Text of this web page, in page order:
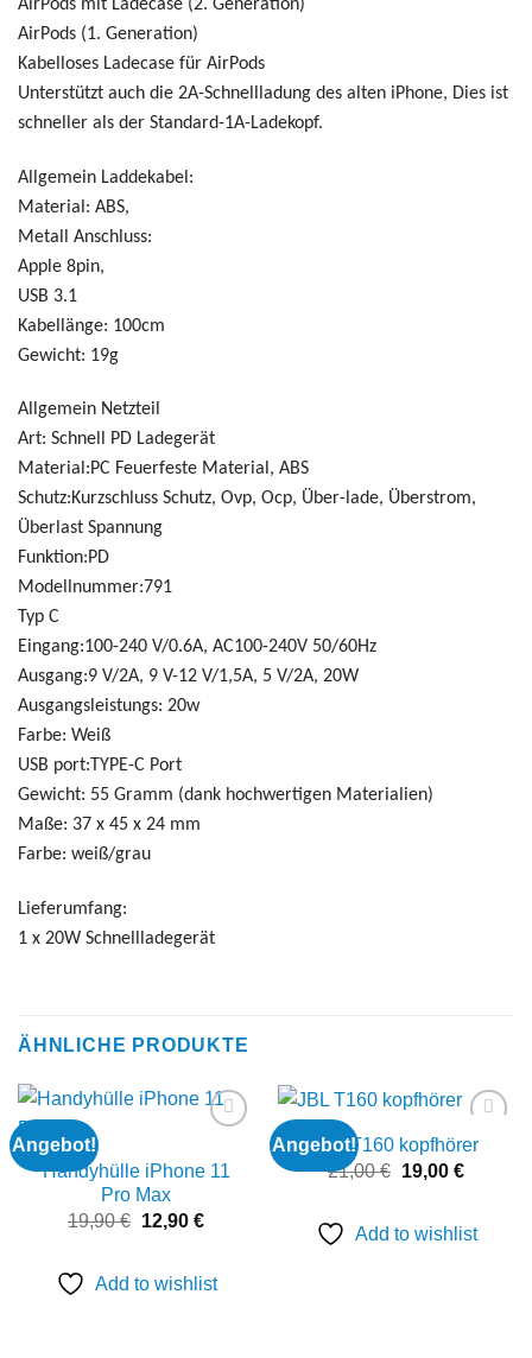
AirPods mit Ladecase (2. Generation)
AirPods (1. Generation)
Kabelloses Ladecase für AirPods
Unterstützt auch die 2A-Schnellladung des alten iPhone, Dies ist
schneller als der Standard-1A-Ladekopf.
Allgemein Laddekabel:
Material: ABS,
Metall Anschluss:
Apple 8pin,
USB 3.1
Kabellänge: 100cm
Gewicht: 19g
Allgemein Netzteil
Art: Schnell PD Ladegerät
Material:PC Feuerfeste Material, ABS
Schutz:Kurzschluss Schutz, Ovp, Ocp, Über-lade, Überstrom,
Überlast Spannung
Funktion:PD
Modellnummer:791
Typ C
Eingang:100-240 V/0.6A, AC100-240V 50/60Hz
Ausgang:9 V/2A, 9 V-12 V/1,5A, 5 V/2A, 20W
Ausgangsleistungs: 20w
Farbe: Weiß
USB port:TYPE-C Port
Gewicht: 55 Gramm (dank hochwertigen Materialien)
Maße: 37 x 45 x 24 mm
Farbe: weiß/grau
Lieferumfang:
1 x 20W Schnellladegerät
ÄHNLICHE PRODUKTE
Angebot!
wishlist
Handyhülle iPhone 11
Pro Max
19,90€ Ursprünglicher
19,90 €
12,90 €Aktueller
12,90 €.
Add to wishlist
Angebot!
Add to
wishlist
JBL T160 kopfhörer
21,00€ Ursprünglicher
21,00 €
19,00 €
19,00 €.
Add to wishlist